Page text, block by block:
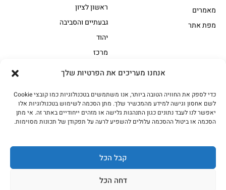
אנחנו מעריכים את הפרטיות שלך
כדי לספק את החוויה הטובה ביותר, אנו משתמשים בטכנולוגיות כמו קובצי Cookie
לשם אחסון וגישה למידע מהמכשיר שלך. מתן הסכמה לשימוש בטכנולוגיות אלו
יאפשר לנו לעבד נתונים כגון התנהגות גלישה או מזהים ייחודיים באתר זה. אי מתן
הסכמה או ביטול ההסכמה עלולים להשפיע לרעה על תפקודן של תכונות מסוימות.
קבל הכל
דחה הכל
אווז
בשר בקר משובח
בשר בקר עגלה משובח
בשר למעשנת
הודו
חלקים אחוריים
מיוחדי מסורת1
נתחי פנים
עוף
על האש
ראשון לציון
גבעתיים והסביבה
יהוד
מרכז
מאמרים
מפת אתר